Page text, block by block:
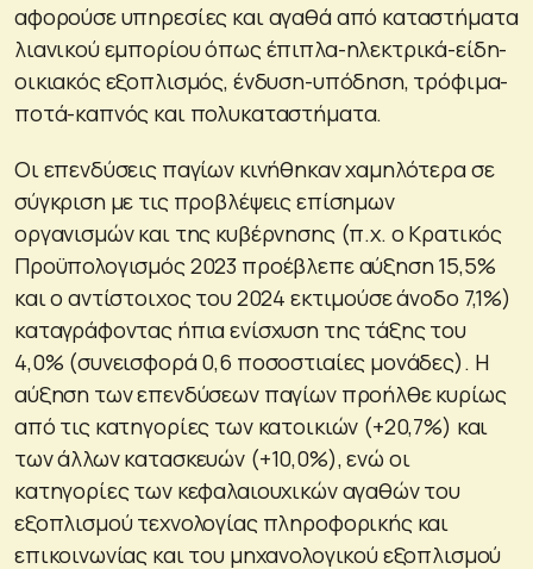
αφορούσε υπηρεσίες και αγαθά από καταστήματα
λιανικού εμπορίου όπως έπιπλα-ηλεκτρικά-είδη-
οικιακός εξοπλισμός, ένδυση-υπόδηση, τρόφιμα-
ποτά-καπνός και πολυκαταστήματα.
Οι επενδύσεις παγίων κινήθηκαν χαμηλότερα σε
σύγκριση με τις προβλέψεις επίσημων
οργανισμών και της κυβέρνησης (π.χ. ο Κρατικός
Προϋπολογισμός 2023 προέβλεπε αύξηση 15,5%
και ο αντίστοιχος του 2024 εκτιμούσε άνοδο 7,1%)
καταγράφοντας ήπια ενίσχυση της τάξης του
4,0% (συνεισφορά 0,6 ποσοστιαίες μονάδες). Η
αύξηση των επενδύσεων παγίων προήλθε κυρίως
από τις κατηγορίες των κατοικιών (+20,7%) και
των άλλων κατασκευών (+10,0%), ενώ οι
κατηγορίες των κεφαλαιουχικών αγαθών του
εξοπλισμού τεχνολογίας πληροφορικής και
επικοινωνίας και του μηχανολογικού εξοπλισμού